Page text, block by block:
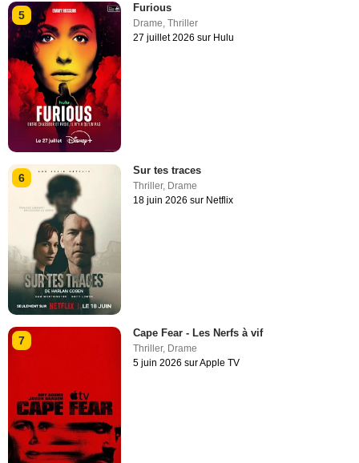
5
Furious
Drame ,Thriller
27 juillet 2026 sur Hulu
6
Sur tes traces
Thriller, Drame
18 juin 2026 sur Netflix
7
Cape Fear - Les Nerfs à vif
Thriller, Drame
5 juin 2026 sur Apple TV